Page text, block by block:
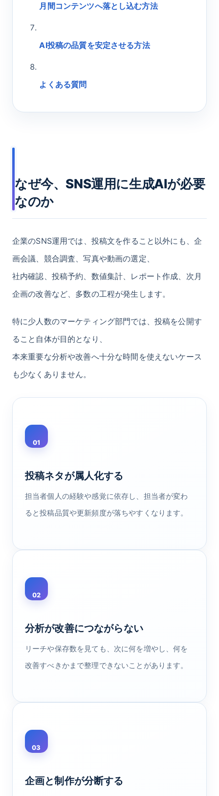
月間コンテンツへ落とし込む方法
AI投稿の品質を安定させる方法
よくある質問
なぜ今、SNS運用に生成AIが必要
なのか
企業のSNS運用では、投稿文を作ること以外にも、企
画会議、競合調査、写真や動画の選定、
社内確認、投稿予約、数値集計、レポート作成、次月
企画の改善など、多数の工程が発生します。
特に少人数のマーケティング部門では、投稿を公開す
ること自体が目的となり、
本来重要な分析や改善へ十分な時間を使えないケース
も少なくありません。
01
投稿ネタが属人化する
担当者個人の経験や感覚に依存し、担当者が変わ
ると投稿品質や更新頻度が落ちやすくなります。
02
分析が改善につながらない
リーチや保存数を見ても、次に何を増やし、何を
改善すべきかまで整理できないことがあります。
03
企画と制作が分断する